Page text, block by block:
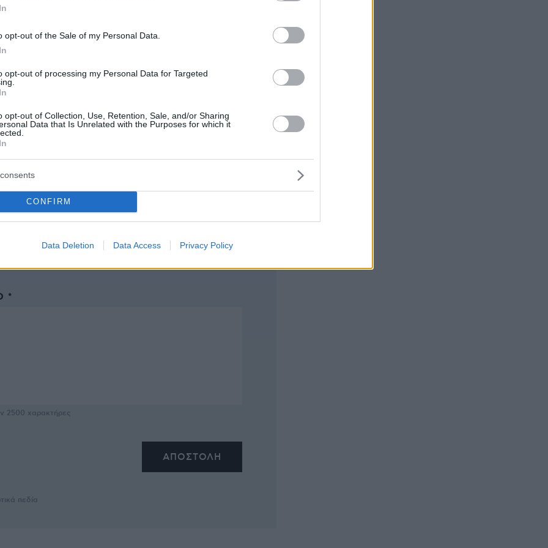
opt-out of the Sale of my Personal Data.
opt-out of processing my Personal Data for Targeted
opt-out of Collection, Use, Retention, Sale, and/or Sharing
Data that Is Unrelated with the Purposes for which it
CONFIRM
Data Deletion Data Access Privacy Policy
στοProtothema.gr
ΠΡΟΣΘΗΚΗ ΣΧΟΛΙΟΥ
ΣΧΟΛΙΟΥ
*
2500 χαρακτήρες
πεδία